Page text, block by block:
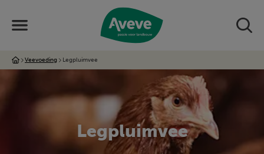
Veevoeding Legpluimvee
Legpluimvee